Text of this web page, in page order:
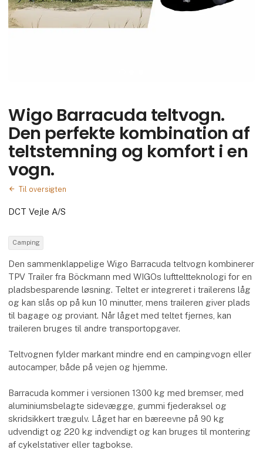
Wigo Barracuda teltvogn.
Den perfekte kombination af
teltstemning og komfort i en
vogn.
Til oversigten
DCT Vejle A/S
Camping
Den sammenklappelige Wigo Barracuda teltvogn kombinerer
TPV Trailer fra Böckmann med WIGOs luftteltteknologi for en
pladsbesparende løsning. Teltet er integreret i trailerens låg
og kan slås op på kun 10 minutter, mens traileren giver plads
til bagage og proviant. Når låget med teltet fjernes, kan
traileren bruges til andre transportopgaver.
Teltvognen fylder markant mindre end en campingvogn eller
autocamper, både på vejen og hjemme.
Barracuda kommer i versionen 1300 kg med bremser, med
aluminiumsbelagte sidevægge, gummi fjederaksel og
skridsikkert trægulv. Låget har en bæreevne på 90 kg
udvendigt og 220 kg indvendigt og kan bruges til montering
af cykelstativer eller tagbokse.